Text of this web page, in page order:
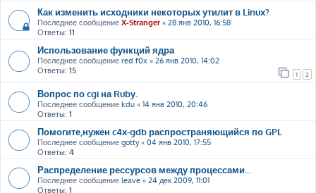
Как изменить исходники некоторых утилит в Linux?
Последнее сообщение X-Stranger« 28 янв 2010, 16:58
Ответы: 11
Использование функций ядра
Последнее сообщение red f0x « 26 янв 2010, 14:02
Ответы: 15 1 2
Вопрос по cgi на Ruby.
Последнее сообщение kdu « 14 янв 2010, 20:46
Ответы: 1
Помогите,нужен c4x-gdb распространяющийся по GPL
Последнее сообщение gotty« 04 янв 2010, 17:55
Ответы: 4
Распределение рессурсов между процессами...
Последнее сообщение leave « 24 дек 2009, 11:01
Ответы: 1